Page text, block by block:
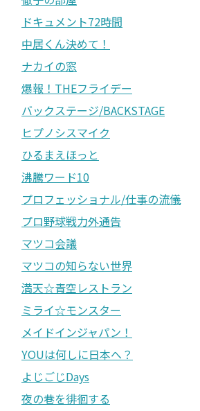
ドキュメント72時間
中居くん決めて！
ナカイの窓
爆報！THEフライデー
バックステージ/BACKSTAGE
ヒプノシスマイク
ひるまえほっと
沸騰ワード10
プロフェッショナル/仕事の流儀
プロ野球戦力外通告
マツコ会議
マツコの知らない世界
満天☆青空レストラン
ミライ☆モンスター
メイドインジャパン！
YOUは何しに日本へ？
よじごじDays
夜の巷を徘徊する